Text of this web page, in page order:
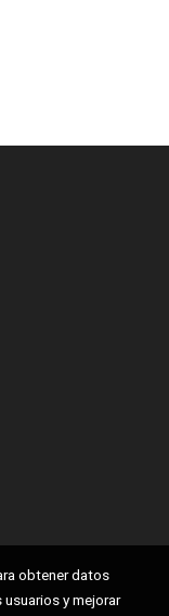
obtener datos
y mejorar